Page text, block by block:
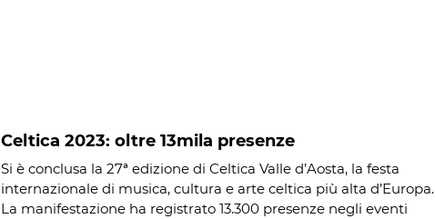
Celtica 2023: oltre 13mila presenze
Si è conclusa la 27ª edizione di Celtica Valle d’Aosta, la festa
internazionale di musica, cultura e arte celtica più alta d’Europa.
La manifestazione ha registrato 13.300 presenze negli eventi